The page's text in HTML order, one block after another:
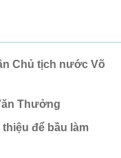
Chủ tịch nước Võ
Thưởng
để bầu làm